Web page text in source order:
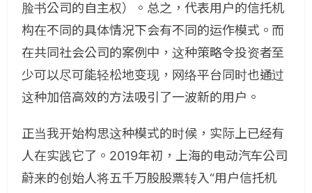
脸书公司的自主权）。总之，代表用户的信托机
构在不同的具体情况下会有不同的运作模式。而
在共同社会公司的案例中，这种策略令投资者至
少可以尽可能轻松地变现，网络平台同时也通过
这种加倍高效的方法吸引了一波新的用户。
正当我开始构思这种模式的时候，实际上已经有
人在实践它了。2019年初，上海的电动汽车公司
蔚来的创始人将五千万股股票转入“用户信托机